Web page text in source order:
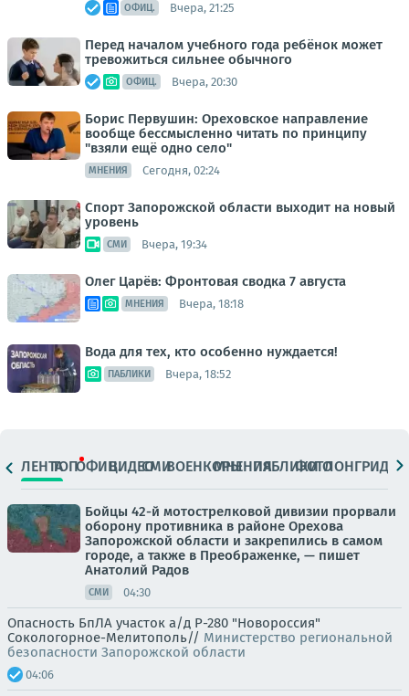
ОФИЦ. Вчера, 21:25
Перед началом учебного года ребёнок может
тревожиться сильнее обычного
ОФИЦ. Вчера, 20:30
Борис Первушин: Ореховское направление
вообще бессмысленно читать по принципу
"взяли ещё одно село"
МНЕНИЯ Сегодня, 02:24
Спорт Запорожской области выходит на новый
уровень
СМИ Вчера, 19:34
Олег Царёв: Фронтовая сводка 7 августа
МНЕНИЯ Вчера, 18:18
Вода для тех, кто особенно нуждается!
ПАБЛИКИ Вчера, 18:52
ЛЕНТАТОПОФИЦ.ВИДЕОСМИВОЕНКОРЫМНЕНИЯПАБЛИКИ
ФОТОЛОНГРИДЫ
Бойцы 42-й мотострелковой дивизии прорвали
оборону противника в районе Орехова
Запорожской области и закрепились в самом
городе, а также в Преображенке, — пишет
Анатолий Радов
СМИ 04:30
Опасность БпЛА участок а/д Р-280 "Новороссия"
Сокологорное-Мелитополь// Министерство региональной
безопасности Запорожской области
04:06